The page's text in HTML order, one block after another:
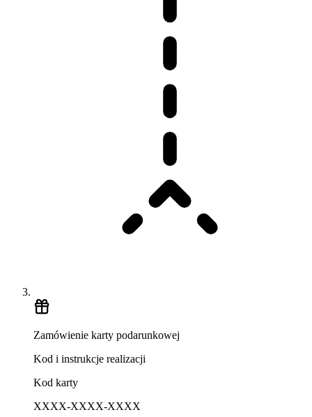
Zamówienie karty podarunkowej
Kod i instrukcje realizacji
Kod karty
XXXX-XXXX-XXXX